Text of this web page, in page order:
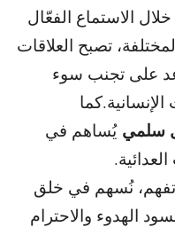
الاستماع الفعّال
تصبح العلاقات
على تجنب سوء
سلمي يُساهم في
وتفهم، نُسهم في خلق
الهدوء والاحترام